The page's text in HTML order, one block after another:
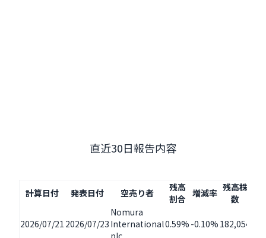
直近30日報告内容
計算日付 発表日付 空売り者
残高
割合 増減率 残高株
数
2026/07/21 2026/07/23
Nomura
International
plc
0.59% -0.10% 182,054